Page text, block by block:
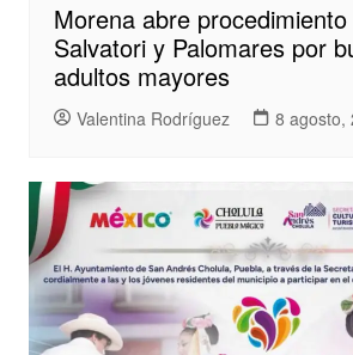
Morena abre
Salvatori y Palomares por
adultos mayores
Valentina Rodríguez 8 agosto,